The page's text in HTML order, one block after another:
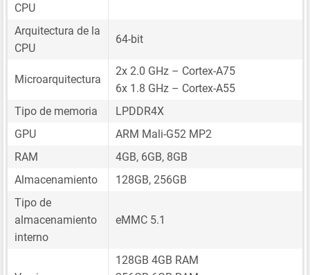
CPU
Arquitectura de la
CPU
64-bit
Microarquitectura
2x 2.0 GHz – Cortex-A75
6x 1.8 GHz – Cortex-A55
Tipo de memoria
LPDDR4X
GPU
ARM Mali-G52 MP2
RAM
4GB, 6GB, 8GB
Almacenamiento
128GB, 256GB
Tipo de
almacenamiento
interno
eMMC 5.1
128GB 4GB RAM